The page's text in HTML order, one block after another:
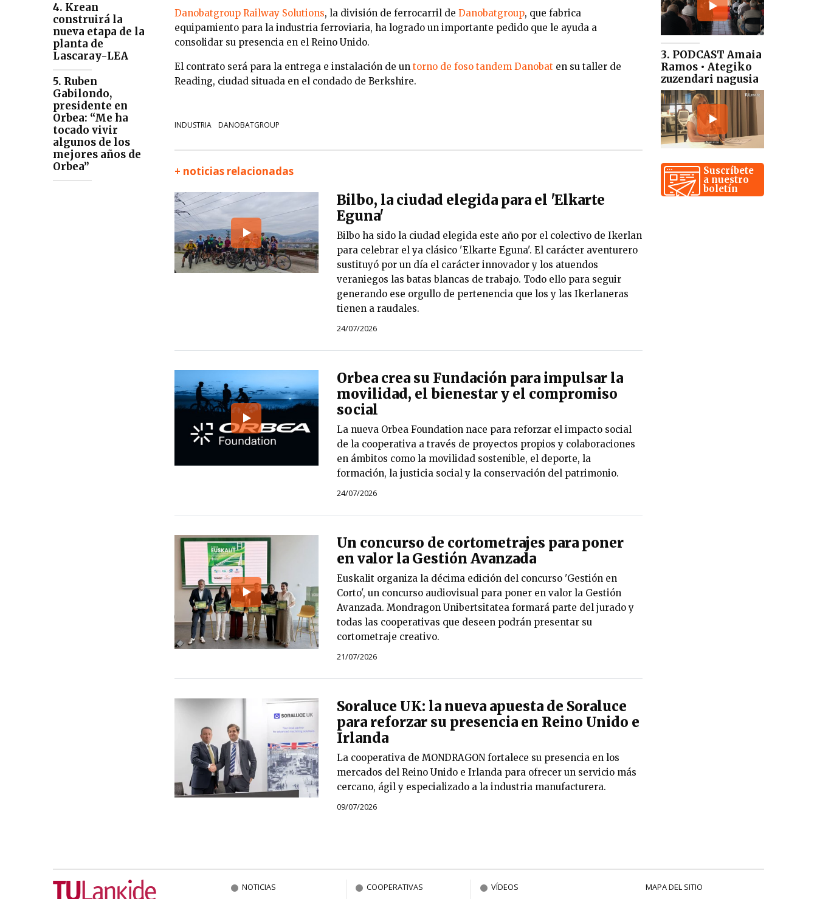
4. Krean
construirá la
nueva etapa de la
planta de
Lascaray-LEA
5. Ruben
Gabilondo,
presidente en
Orbea: “Me ha
tocado vivir
algunos de los
mejores años de
Orbea”
Danobatgroup Railway Solutions, la división de ferrocarril de Danobatgroup, que fabrica
equipamiento para la industria ferroviaria, ha logrado un importante pedido que le ayuda a
consolidar su presencia en el Reino Unido.
El contrato será para la entrega e instalación de un torno de foso tandem Danobat en su taller de
Reading, ciudad situada en el condado de Berkshire.
INDUSTRIA DANOBATGROUP
+ noticias relacionadas
Bilbo, la ciudad elegida para el 'Elkarte
Eguna'
Bilbo ha sido la ciudad elegida este año por el colectivo de Ikerlan
para celebrar el ya clásico 'Elkarte Eguna'. El carácter aventurero
sustituyó por un día el carácter innovador y los atuendos
veraniegos las batas blancas de trabajo. Todo ello para seguir
generando ese orgullo de pertenencia que los y las Ikerlaneras
tienen a raudales.
24/07/2026
Orbea crea su Fundación para impulsar la
movilidad, el bienestar y el compromiso
social
La nueva Orbea Foundation nace para reforzar el impacto social
de la cooperativa a través de proyectos propios y colaboraciones
en ámbitos como la movilidad sostenible, el deporte, la
formación, la justicia social y la conservación del patrimonio.
24/07/2026
Un concurso de cortometrajes para poner
en valor la Gestión Avanzada
Euskalit organiza la décima edición del concurso 'Gestión en
Corto', un concurso audiovisual para poner en valor la Gestión
Avanzada. Mondragon Unibertsitatea formará parte del jurado y
todas las cooperativas que deseen podrán presentar su
cortometraje creativo.
21/07/2026
Soraluce UK: la nueva apuesta de Soraluce
para reforzar su presencia en Reino Unido e
Irlanda
La cooperativa de MONDRAGON fortalece su presencia en los
mercados del Reino Unido e Irlanda para ofrecer un servicio más
cercano, ágil y especializado a la industria manufacturera.
09/07/2026
3. PODCAST Amaia
Ramos • Ategiko
zuzendari nagusia
Suscríbete
a nuestro
boletín
NOTICIAS
COOPERATIVAS
VÍDEOS
MAPA DEL SITIO